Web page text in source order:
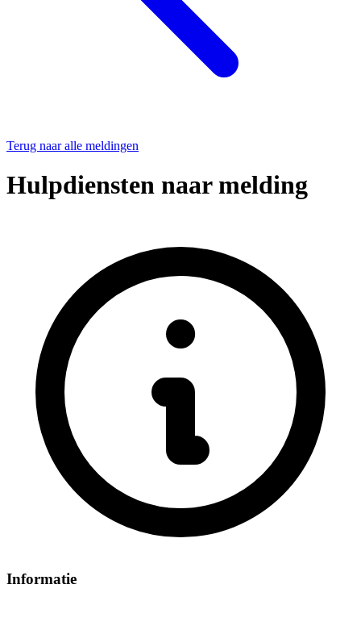
Terug naar alle meldingen
Hulpdiensten naar melding
Informatie